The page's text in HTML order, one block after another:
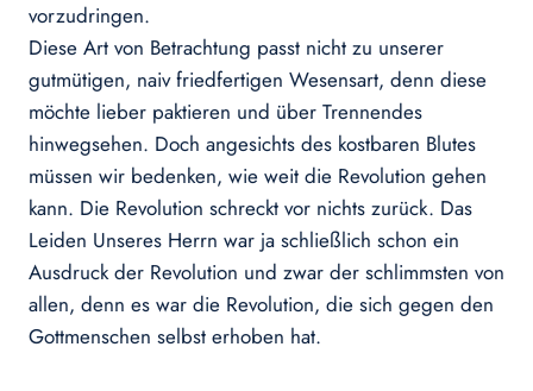
vorzudringen.
Diese Art von Betrachtung passt nicht zu unserer
gutmütigen, naiv friedfertigen Wesensart, denn diese
möchte lieber paktieren und über Trennendes
hinwegsehen. Doch angesichts des kostbaren Blutes
müssen wir bedenken, wie weit die Revolution gehen
kann. Die Revolution schreckt vor nichts zurück. Das
Leiden Unseres Herrn war ja schließlich schon ein
Ausdruck der Revolution und zwar der schlimmsten von
allen, denn es war die Revolution, die sich gegen den
Gottmenschen selbst erhoben hat.